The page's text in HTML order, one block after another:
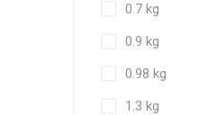
0.7 kg
0.9 kg
0.98 kg
1.3 kg